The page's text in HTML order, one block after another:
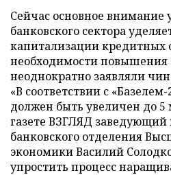
Сейчас основное внимание
банковского сектора
капитализации кредитных
необходимости повышения
неоднократно заявляли
«В соответствии с
должен быть увеличен до
газете ВЗГЛЯД заведующий
банковского отделения
экономики Василий
упростить процесс